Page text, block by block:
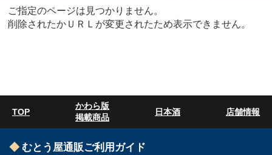
ご指定のページは見つかりません。
削除されたかＵＲＬが変更されたため表示できません。
TOP
かわら版
掲載商品
日本酒 店舗情報
むとう屋通販ご利用ガイド